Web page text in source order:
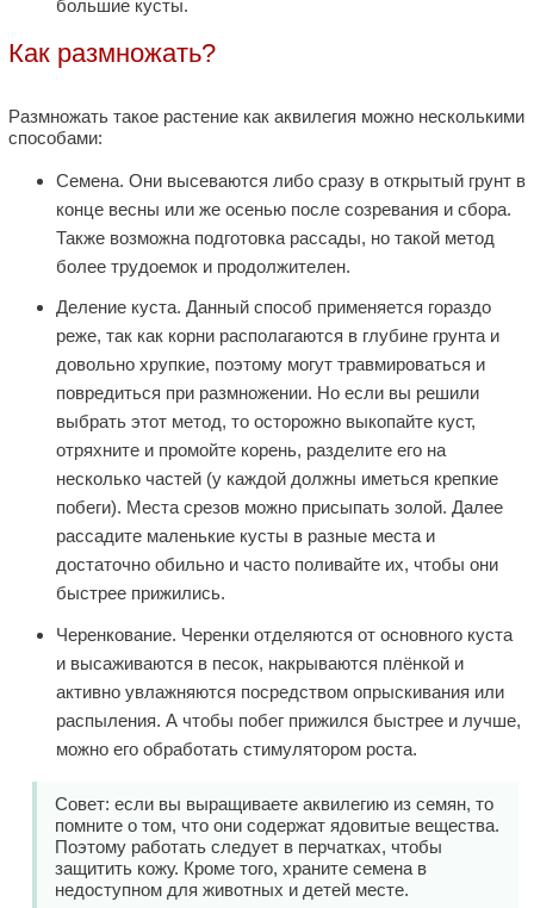
большие кусты.
Как размножать?
Размножать такое растение как аквилегия можно несколькими
способами:
Семена. Они высеваются либо сразу в открытый грунт в
конце весны или же осенью после созревания и сбора.
Также возможна подготовка рассады, но такой метод
более трудоемок и продолжителен.
Деление куста. Данный способ применяется гораздо
реже, так как корни располагаются в глубине грунта и
довольно хрупкие, поэтому могут травмироваться и
повредиться при размножении. Но если вы решили
выбрать этот метод, то осторожно выкопайте куст,
отряхните и промойте корень, разделите его на
несколько частей (у каждой должны иметься крепкие
побеги). Места срезов можно присыпать золой. Далее
рассадите маленькие кусты в разные места и
достаточно обильно и часто поливайте их, чтобы они
быстрее прижились.
Черенкование. Черенки отделяются от основного куста
и высаживаются в песок, накрываются плёнкой и
активно увлажняются посредством опрыскивания или
распыления. А чтобы побег прижился быстрее и лучше,
можно его обработать стимулятором роста.
Совет: если вы выращиваете аквилегию из семян, то
помните о том, что они содержат ядовитые вещества.
Поэтому работать следует в перчатках, чтобы
защитить кожу. Кроме того, храните семена в
недоступном для животных и детей месте.